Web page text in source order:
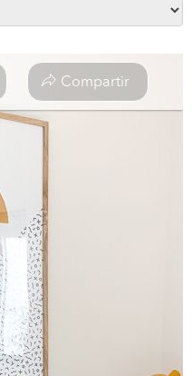
Compartir